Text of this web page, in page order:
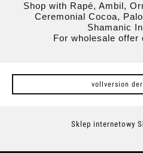
Shop with Rapé, Ambil,
Ceremonial Cocoa,
Shamanic
For wholesale offer
vollversion
Sklep internetowy